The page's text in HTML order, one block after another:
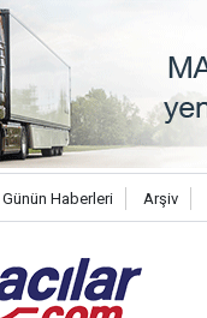
Günün Haberleri Arşiv